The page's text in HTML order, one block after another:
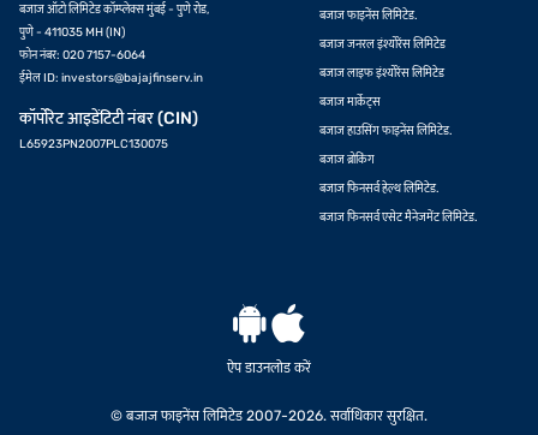
बजाज ऑटो लिमिटेड कॉम्प्लेक्स मुंबई - पुणे रोड,
पुणे - 411035 MH (IN)
फोन नंबर: 020 7157-6064
ईमेल ID: investors@bajajfinserv.in
कॉर्पोरेट आइडेंटिटी नंबर (CIN)
L65923PN2007PLC130075
बजाज फाइनेंस लिमिटेड.
बजाज जनरल इंश्योरेंस लिमिटेड
बजाज लाइफ इंश्योरेंस लिमिटेड
बजाज मार्केट्स
बजाज हाउसिंग फाइनेंस लिमिटेड.
बजाज ब्रोकिंग
बजाज फिनसर्व हेल्थ लिमिटेड.
बजाज फिनसर्व एसेट मैनेजमेंट लिमिटेड.
ऐप डाउनलोड करें
© बजाज फाइनेंस लिमिटेड 2007-2026. सर्वाधिकार सुरक्षित.